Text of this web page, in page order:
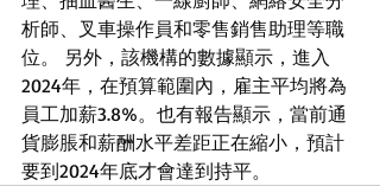
析師、叉車操作員和零售銷售助理等職
位。 另外，該機構的數據顯示，進入
2024年，在預算範圍內，雇主平均將為
員工加薪3.8%。也有報告顯示，當前通
貨膨脹和薪酬水平差距正在縮小，預計
要到2024年底才會達到持平。